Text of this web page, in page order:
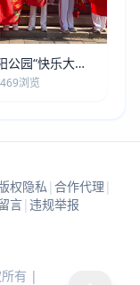
公园“快乐大本
周年庆祝活动
浏览
权隐私 | 合作代理 |
言| 违规举报
有 |